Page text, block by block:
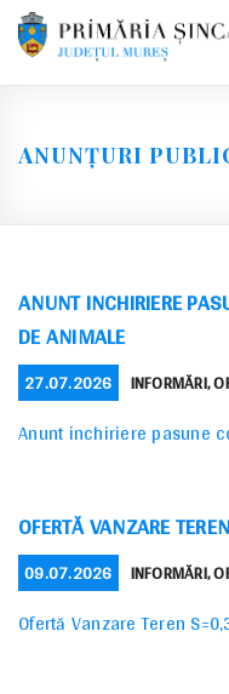
Skip
ANUNȚURI
ANUNT INCHIRIERE
DE ANIMALE
POSTED
ON
27.07.2026 CATEGORIES
INFORMĂRI,
Anunt inchiriere pasune
OFERTĂ VANZARE
POSTED
ON
09.07.2026 CATEGORIES
INFORMĂRI,
Ofertă Vanzare Teren